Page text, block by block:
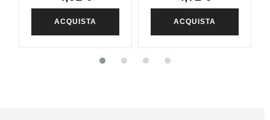
ACQUISTA ACQUISTA